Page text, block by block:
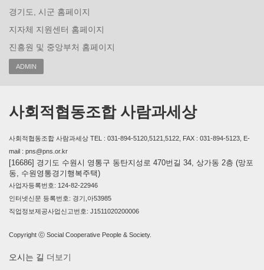
경기도, 시군 홈페이지
지자체 지원센터 홈페이지
진흥원 및 중앙부처 홈페이지
ADMIN
사회적협동조합 사람과세상
사회적협동조합 사람과세상 TEL : 031-894-5120,5121,5122, FAX : 031-894-5123, E-
mail : pns@pns.or.kr
[16686] 경기도 수원시 영통구 동탄지성로 470번길 34, 상가동 2층 (망포
동, 수원영통경기행복주택)
사업자등록번호: 124-82-22946
인터넷신문 등록번호: 경기,아53985
직업정보제공사업신고번호: J1511020200006
Copyright ⓒ Social Cooperative People & Society.
오시는 길 더보기